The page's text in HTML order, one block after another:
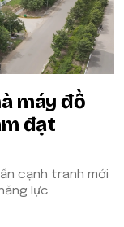
máy đồ
đạt
cạnh tranh mới
lực